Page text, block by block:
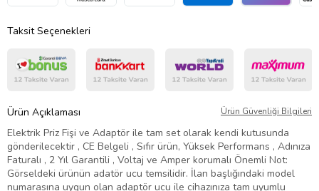
Taksit Seçenekleri
Ürün Açıklaması Ürün Güvenliği Bilgileri
Elektrik Priz Fişi ve Adaptör ile tam set olarak kendi kutusunda
gönderilecektir , CE Belgeli , Sıfır ürün, Yüksek Performans , Adınıza
Faturalı , 2 Yıl Garantili , Voltaj ve Amper korumalı Önemli Not:
Görseldeki ürünün adatör ucu temsilidir. İlan başlığındaki model
numarasına uygun olan adaptör ucu ile cihazınıza tam uyumlu